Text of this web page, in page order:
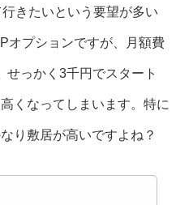
きたいという要望が多い
オプションですが、月額費
せっかく3千円でスタート
くなってしまいます。特に
り敷居が高いですよね？